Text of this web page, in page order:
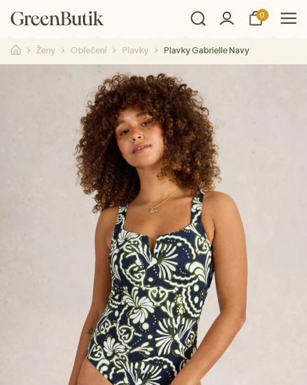
0
Ženy Oblečení Plavky Plavky Gabrielle Navy